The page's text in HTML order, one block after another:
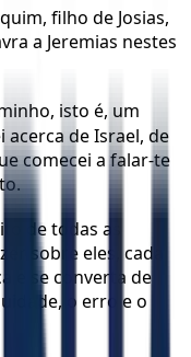
filho de Josias,
a Jeremias nestes
isto é, um
acerca de Israel, de
comecei a falar-te
de todas as
sobre eles, cada
e se converta de
o erro e o